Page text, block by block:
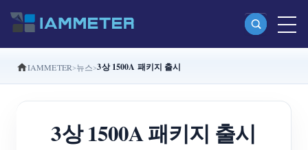
제품
단상 Wi-Fi 에너지 계량기 (WEM3080)
분상 Wi-Fi 에너지 계량기 (WEM2067)
IAMMETER 뉴스 3상 1500A 패키지 출시
3상 1500A 패키지 출시